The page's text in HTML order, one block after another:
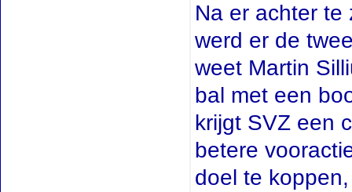
Na er achter
werd er de
weet Martin
bal met een
krijgt SVZ een
betere
doel te